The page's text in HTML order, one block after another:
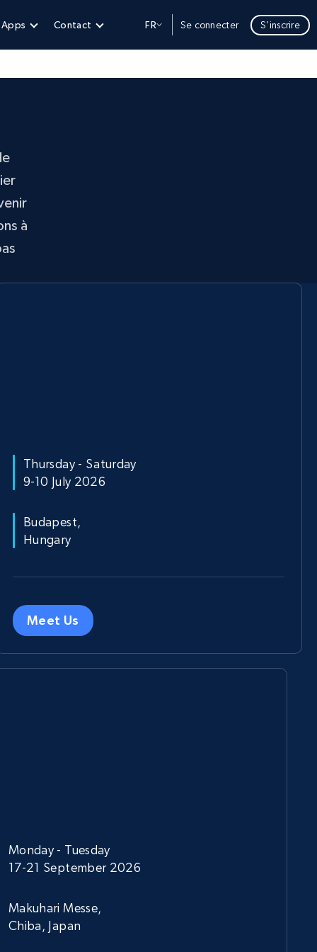
Contact FR Se connecter S’inscrire
à
Thursday - Saturday
9-10 July 2026
Budapest,
Hungary
Meet Us
Monday - Tuesday
17-21 September 2026
Makuhari Messe,
Chiba, Japan